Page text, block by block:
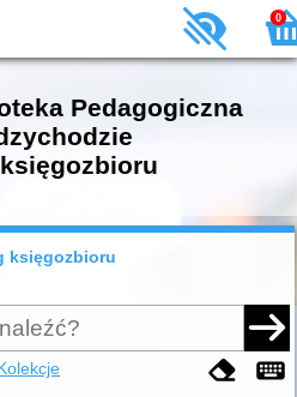
0
Pedagogiczna
księgozbioru